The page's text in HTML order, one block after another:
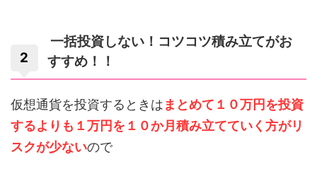
一括投資しない！コツコツ積み立てがお
すすめ！！
仮想通貨を投資するときはまとめて１０万円を投資
するよりも１万円を１０か月積み立てていく方がリ
スクが少ないので